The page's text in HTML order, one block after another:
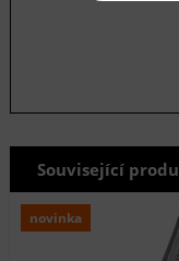
Související
novinka